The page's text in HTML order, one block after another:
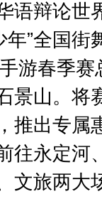
语辩论世
年”全国街
游春季赛
景山。将
推出专属
往永定河
文旅两大